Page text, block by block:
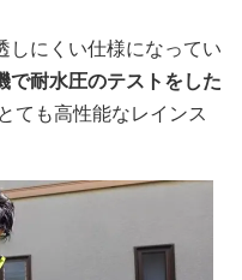
しにくい仕様になってい
で耐水圧のテストをした
とても高性能なレインス